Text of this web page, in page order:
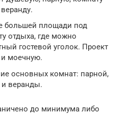
большей площади под
отдыха, где можно
гостевой уголок. Проект
моечную.
основных комнат: парной,
веранды.
до минимума либо